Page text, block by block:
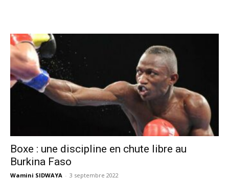
Boxe : une discipline en chute libre au
Burkina Faso
Wamini SIDWAYA - 3 septembre 2022